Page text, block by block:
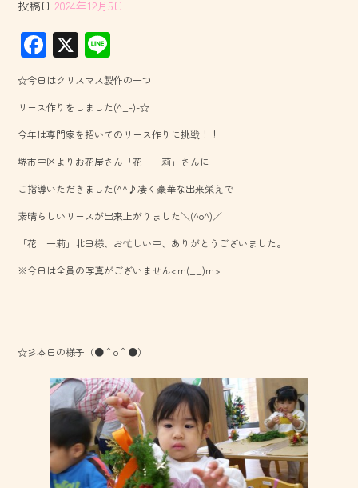
投稿日 2024年12月5日
F
ac
e
b
o
ok
X
ne
☆今日はクリスマス製作の一つ
リース作りをしました(^_-)-☆
今年は専門家を招いてのリース作りに挑戦！！
堺市中区よりお花屋さん「花 一莉」さんに
ご指導いただきました(^^♪凄く豪華な出来栄えで
素晴らしいリースが出来上がりました＼(^o^)／
「花 一莉」北田様、お忙しい中、ありがとうございました。
※今日は全員の写真がございません<m(__)m>
☆彡本日の様子（●＾o＾●）